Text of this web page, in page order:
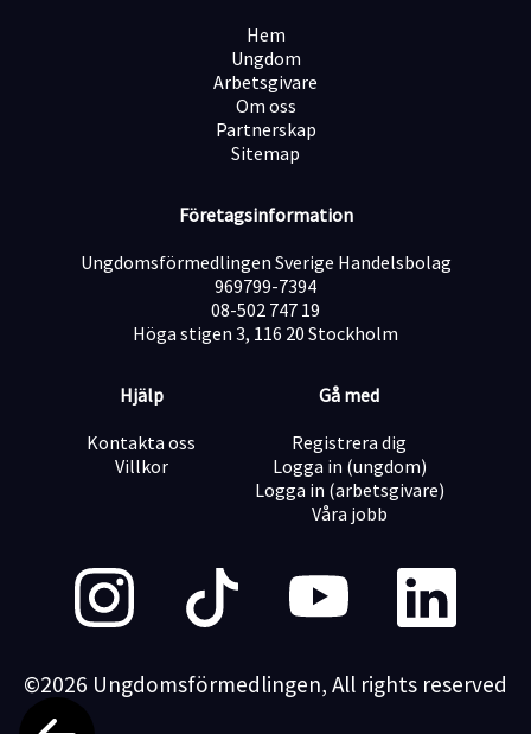
Hem
Ungdom
Arbetsgivare
Om oss
Partnerskap
Sitemap
Företagsinformation
Ungdomsförmedlingen Sverige Handelsbolag
969799-7394
08-502 747 19
Höga stigen 3, 116 20 Stockholm
Hjälp
Kontakta oss
Villkor
Gå med
Registrera dig
Logga in (ungdom)
Logga in (arbetsgivare)
Våra jobb
©2026 Ungdomsförmedlingen, All rights reserved